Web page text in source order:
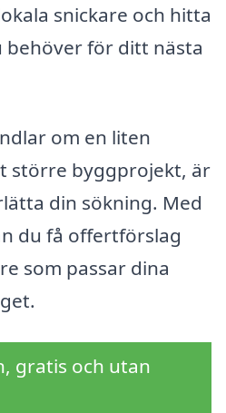
snickare och hitta
behöver för ditt nästa
om en liten
större byggprojekt, är
din sökning. Med
du få offertförslag
som passar dina
gratis och utan